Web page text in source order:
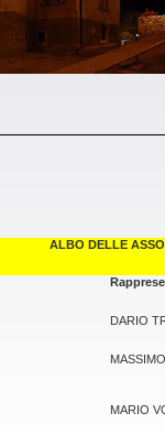
ALBO DELLE
DARIO
MARIO